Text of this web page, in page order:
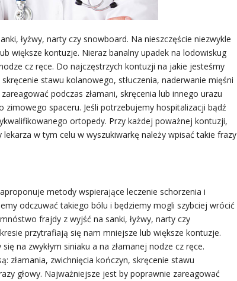
łyżwy, narty czy snowboard. Na nieszczęście niezwykle
większe kontuzje. Nieraz banalny upadek na lodowiskug
cz ręce. Do najczęstrzych kontuzji na jakie jesteśmy
stawu kolanowego, stłuczenia, naderwanie mięśni
podczas złamani, skręcenia lub innego urazu
zimowego spaceru. Jeśli potrzebujemy hospitalizacji bądź
ortopedy. Przy każdej poważnej kontuzji,
w tym celu w wyszukiwarkę należy wpisać takie frazy
metody wspierające leczenie schorzenia i
odczuwać takiego bólu i będziemy mogli szybciej wrócić
frajdy z wyjść na sanki, łyżwy, narty czy
przytrafiają się nam mniejsze lub większe kontuzje.
na zwykłym siniaku a na złamanej nodze cz ręce.
złamania, zwichnięcia kończyn, skręcenie stawu
głowy. Najważniejsze jest by poprawnie zareagować